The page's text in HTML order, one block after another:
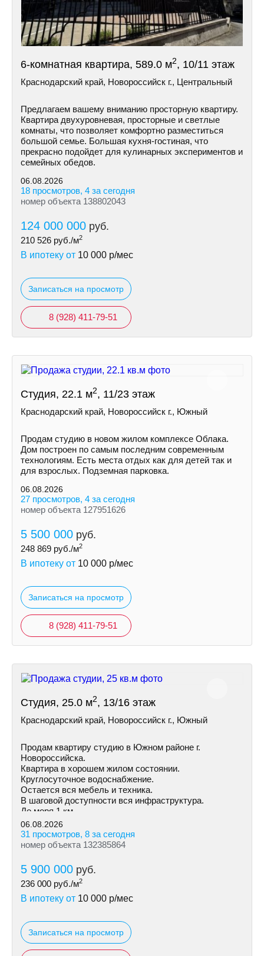
6-комнатная квартира, 589.0 м2, 10/11 этаж
Краснодарский край, Новороссийск г., Центральный
Предлагаем вашему вниманию просторную квартиру.
Квартира двухуровневая, просторные и светлые
комнаты, что позволяет комфортно разместиться
большой семье. Большая кухня-гостиная, что
прекрасно подойдет для кулинарных экспериментов и
семейных обедов.
06.08.2026
18 просмотров, 4 за сегодня
номер объекта 138802043
124 000 000 руб.
210 526 руб./м2
В ипотеку от 10 000 р/мес
Записаться на просмотр
8 (928) 411-79-51
Студия, 22.1 м2, 11/23 этаж
Краснодарский край, Новороссийск г., Южный
Продам студию в новом жилом комплексе Облака.
Дом построен по самым последним современным
технологиям. Есть места отдых как для детей так и
для взрослых. Подземная парковка.
06.08.2026
27 просмотров, 4 за сегодня
номер объекта 127951626
5 500 000 руб.
248 869 руб./м2
В ипотеку от 10 000 р/мес
Записаться на просмотр
8 (928) 411-79-51
Студия, 25.0 м2, 13/16 этаж
Краснодарский край, Новороссийск г., Южный
Продам квартиру студию в Южном районе г.
Новороссийска.
Квартира в хорошем жилом состоянии.
Круглосуточное водоснабжение.
Остается вся мебель и техника.
В шаговой доступности вся инфраструктура.
До моря 1 км.
06.08.2026
31 просмотров, 8 за сегодня
номер объекта 132385864
5 900 000 руб.
236 000 руб./м2
В ипотеку от 10 000 р/мес
Записаться на просмотр